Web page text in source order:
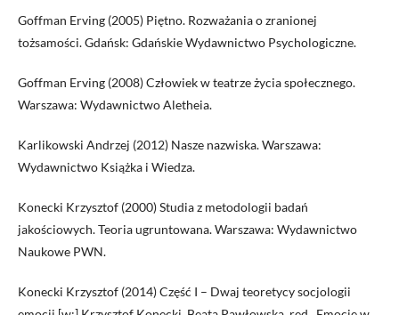
Goffman Erving (2005) Piętno. Rozważania o zranionej
tożsamości. Gdańsk: Gdańskie Wydawnictwo Psychologiczne.
Goffman Erving (2008) Człowiek w teatrze życia społecznego.
Warszawa: Wydawnictwo Aletheia.
Karlikowski Andrzej (2012) Nasze nazwiska. Warszawa:
Wydawnictwo Książka i Wiedza.
Konecki Krzysztof (2000) Studia z metodologii badań
jakościowych. Teoria ugruntowana. Warszawa: Wydawnictwo
Naukowe PWN.
Konecki Krzysztof (2014) Część I – Dwaj teoretycy socjologii